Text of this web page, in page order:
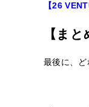
【26
【ま
最後に、ど